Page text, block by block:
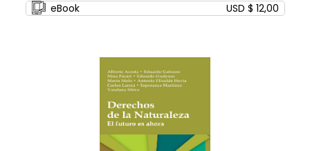
eBook
USD $ 12,00